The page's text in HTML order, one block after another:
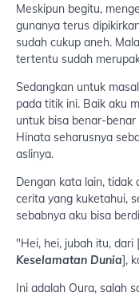
Meskipun begitu,
gunanya terus
sudah cukup aneh.
tertentu sudah
Sedangkan untuk
pada titik ini. Baik aku
untuk bisa benar-
Hinata seharusnya
aslinya.
Dengan kata lain,
cerita yang kuketahui,
sebabnya aku bisa
"Hei, hei, jubah itu, dari [
Keselamatan Dunia],
Ini adalah Oura, salah